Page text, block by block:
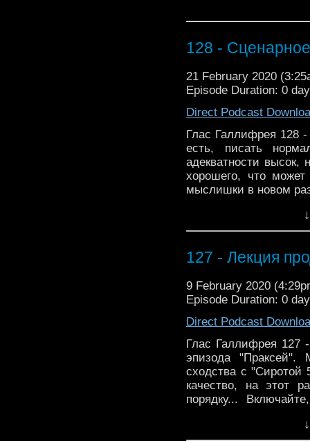
128 -
21 February 2020
Episode Duration: 0
Direct Podcast
Глас Галлифрея 128
есть, писать
адекватности высок,
хорошего, что
мыслишки в новом
включайтесь в
09:46 - Персонажи |
127 - Лекция
9 February 2020
Episode Duration: 0
Direct Podcast
Глас Галлифрея 127
эпизода "Праксей".
сходства с
качество, на этот
порядку...